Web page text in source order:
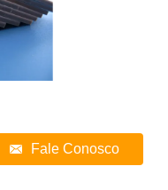
Fale Conosco